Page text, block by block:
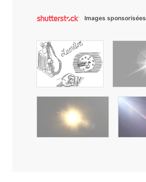
Images sponsorisées